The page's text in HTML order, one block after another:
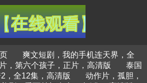
爽文短剧，我的手机连天界，全
，第六个孩子，正片，高清版
泰国
，全12集，高清版
动作片，孤胆，